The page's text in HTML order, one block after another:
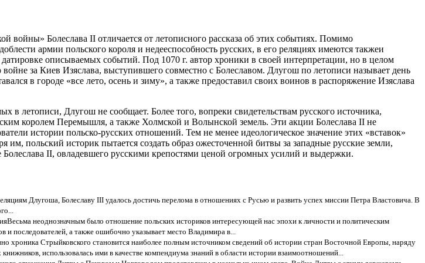
войны» Болеслава II отличается от летописного рассказа об этих событиях. Помимо
армии польского короля и недееспособность русских, в его реляциях имеются такжеи
описываемых событий. Под 1070 г. автор хроники в своей интерпретации, но в целом
за Киев Изяслава, выступившего совместно с Болеславом. Длугош по летописи называет день
в городе «все лето, осень и зиму», а также предоставил своих воинов в распоряжение Изяслава
летописи, Длугош не сообщает. Более того, вопреки свидетельствам русского источника,
королем Перемышля, а также Холмской и Волынской земель. Эти акции Болеслава II не
истории польско-русских отношений. Тем не менее идеологическое значение этих «вставок»
польский историк пытается создать образ ожесточенной битвы за западные русские земли,
II, овладевшего русскими крепостями ценой огромных усилий и выдержки.
Длугоша, Болеславу III удалось достичь перелома в отношениях с Русью и развить успех миссии Петра Властовича. В
неоднозначным было отношение польских историков интересующей нас эпохи к личности и политическим
последователей, а также ошибочно указывает место Владимира в...
хроника Стрыйковского становится наиболее полным источником сведений об истории стран Восточной Европы, наряду
использовалась ими в качестве компендиума знаний в области истории взаимоотношений...